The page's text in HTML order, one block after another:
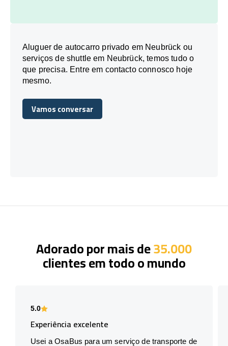
Aluguer de autocarro privado em Neubrück ou
serviços de shuttle em Neubrück, temos tudo o
que precisa. Entre em contacto connosco hoje
mesmo.
Vamos conversar
Vamos conversar
Adorado por mais de35.000
clientes em todo o mundo
5.0
Experiência excelente
Usei a OsaBus para um serviço de transporte de